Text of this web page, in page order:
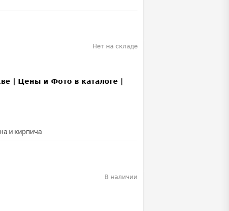
и кирпича
Нет на складе
В наличии